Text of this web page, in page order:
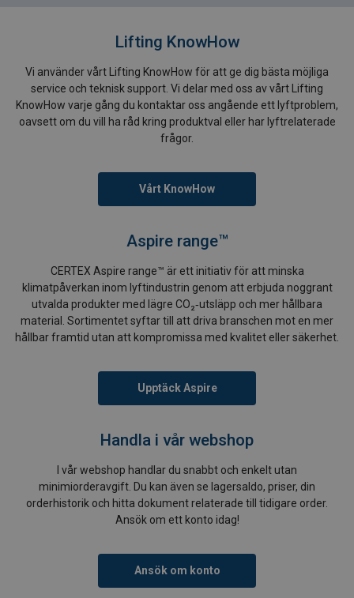
Lifting KnowHow
Vi använder vårt Lifting KnowHow för att ge dig bästa möjliga
service och teknisk support. Vi delar med oss av vårt Lifting
KnowHow varje gång du kontaktar oss angående ett lyftproblem,
oavsett om du vill ha råd kring produktval eller har lyftrelaterade
frågor.
Vårt KnowHow
Aspire range™
CERTEX Aspire range™ är ett initiativ för att minska
klimatpåverkan inom lyftindustrin genom att erbjuda noggrant
utvalda produkter med lägre CO₂‑utsläpp och mer hållbara
material. Sortimentet syftar till att driva branschen mot en mer
hållbar framtid utan att kompromissa med kvalitet eller säkerhet.
Upptäck Aspire
Handla i vår webshop
I vår webshop handlar du snabbt och enkelt utan
minimiorderavgift. Du kan även se lagersaldo, priser, din
orderhistorik och hitta dokument relaterade till tidigare order.
Ansök om ett konto idag!
Ansök om konto